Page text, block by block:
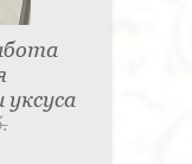
уксуса